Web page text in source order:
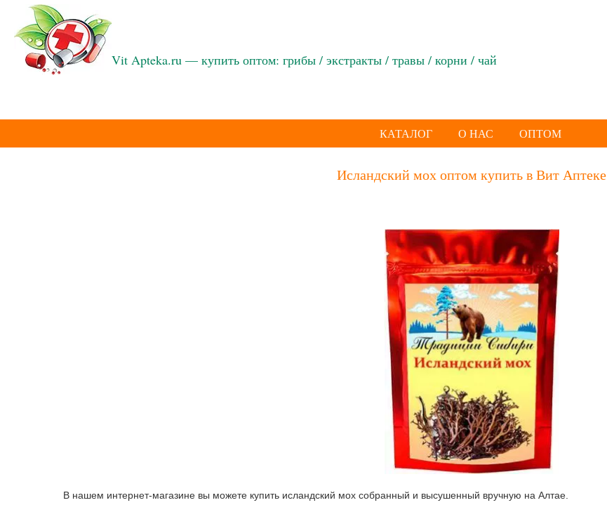
Vit Apteka.ru — купить оптом: грибы / экстракты / травы / корни / чай
КАТАЛОГ О НАС ОПТОМ
Исландский мох оптом купить в Вит Аптеке
В нашем интернет-магазине вы можете купить исландский мох собранный и высушенный вручную на Алтае.